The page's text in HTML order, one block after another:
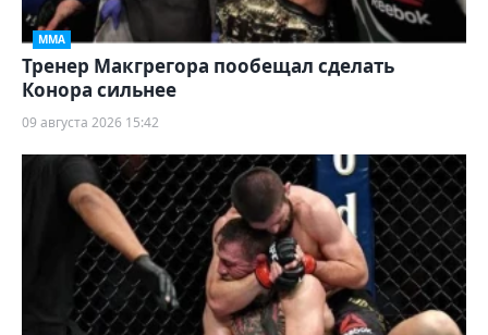
ММА
Тренер Макгрегора пообещал сделать
Конора сильнее
09 августа 2026 15:42